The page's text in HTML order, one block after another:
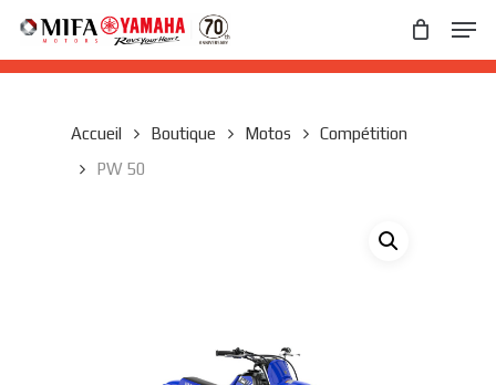
main
Accueil Boutique Motos
Compétition
PW 50